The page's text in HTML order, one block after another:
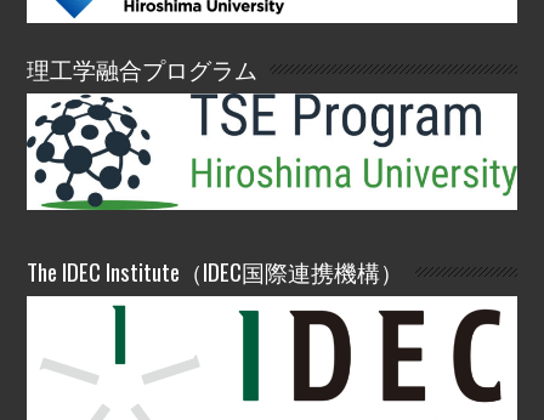
理工学融合プログラム
The IDEC Institute（IDEC国際連携機構）